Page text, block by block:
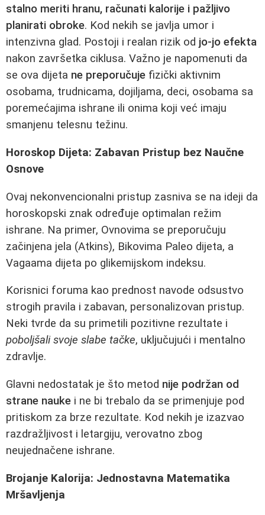
stalno meriti hranu, računati kalorije i pažljivo
planirati obroke. Kod nekih se javlja umor i
intenzivna glad. Postoji i realan rizik od jo-jo efekta
nakon završetka ciklusa. Važno je napomenuti da
se ova dijeta ne preporučuje fizički aktivnim
osobama, trudnicama, dojiljama, deci, osobama sa
poremećajima ishrane ili onima koji već imaju
smanjenu telesnu težinu.
Horoskop Dijeta: Zabavan Pristup bez Naučne
Osnove
Ovaj nekonvencionalni pristup zasniva se na ideji da
horoskopski znak određuje optimalan režim
ishrane. Na primer, Ovnovima se preporučuju
začinjena jela (Atkins), Bikovima Paleo dijeta, a
Vagaama dijeta po glikemijskom indeksu.
Korisnici foruma kao prednost navode odsustvo
strogih pravila i zabavan, personalizovan pristup.
Neki tvrde da su primetili pozitivne rezultate i
poboljšali svoje slabe tačke, uključujući i mentalno
zdravlje.
Glavni nedostatak je što metod nije podržan od
strane nauke i ne bi trebalo da se primenjuje pod
pritiskom za brze rezultate. Kod nekih je izazvao
razdražljivost i letargiju, verovatno zbog
neujednačene ishrane.
Brojanje Kalorija: Jednostavna Matematika
Mršavljenja